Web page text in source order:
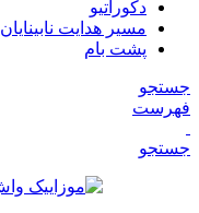
دکوراتیو
مسیر هدایت نابینایان
پشت بام
جستجو
فهرست
جستجو